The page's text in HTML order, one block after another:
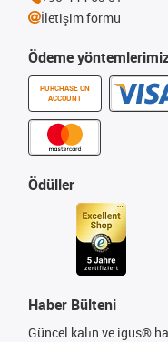
Ödeme
PURCHASE ON
ACCOUNT
Ödüller
Haber Bülteni
Güncel kalın ve igus®
İletişim formu